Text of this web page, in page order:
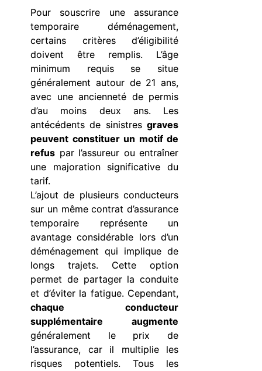
Pour souscrire une assurance
temporaire déménagement,
certains critères d’éligibilité
doivent être remplis. L’âge
minimum requis se situe
généralement autour de 21 ans,
avec une ancienneté de permis
d’au moins deux ans. Les
antécédents de sinistres graves
peuvent constituer un motif de
refus par l’assureur ou entraîner
une majoration significative du
tarif.
L’ajout de plusieurs conducteurs
sur un même contrat d’assurance
temporaire représente un
avantage considérable lors d’un
déménagement qui implique de
longs trajets. Cette option
permet de partager la conduite
et d’éviter la fatigue. Cependant,
chaque conducteur
supplémentaire augmente
généralement le prix de
l’assurance, car il multiplie les
risques potentiels. Tous les